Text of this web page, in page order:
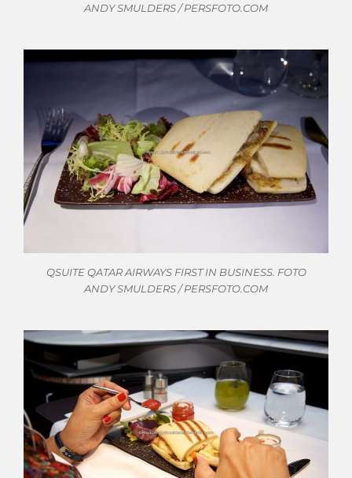
ANDY SMULDERS / PERSFOTO.COM
QSUITE QATAR AIRWAYS FIRST IN BUSINESS. FOTO
ANDY SMULDERS / PERSFOTO.COM